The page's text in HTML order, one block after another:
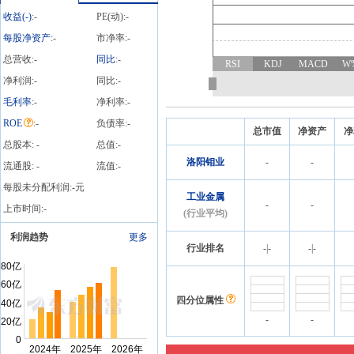
收益(-):- PE(动):-
每股净资产:- 市净率:-
总营收:- 同比:-
净利润:- 同比:-
毛利率:- 净利率:-
ROE
:- 负债率:-
总股本: - 总值:-
流通股: - 流值:-
每股未分配利润:-元
上市时间:-
利润趋势 更多
RSI KDJ MACD
总市值 净资产
洛阳钼业 - -
工业金属
(行业平均)
- -
行业排名 -- --
四分位属性
-
-